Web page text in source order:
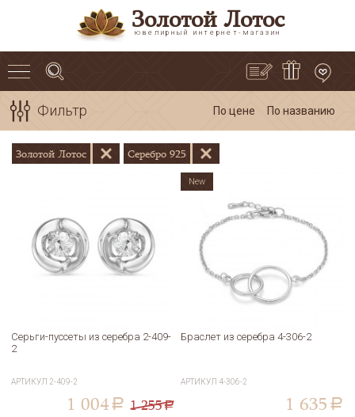
Золотой Лотос
ювелирный интернет-магазин
Фильтр По цене По названию
Золотой Лотос Серебро 925
Серьги-пуссеты из серебра 2-409-
2
АРТИКУЛ 2-409-2
1 004 a 1 255a
Браслет из серебра 4-306-2
АРТИКУЛ 4-306-2
1 635 a
New